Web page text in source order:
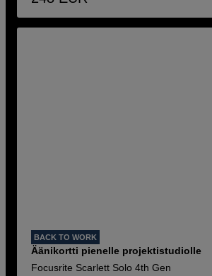
BACK TO WORK
Äänikortti pienelle projektistudiolle
Focusrite Scarlett Solo 4th Gen